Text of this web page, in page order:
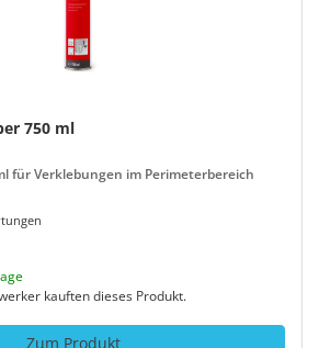
750 ml
für Verklebungen im Perimeterbereich
kauften dieses Produkt.
Zum Produkt